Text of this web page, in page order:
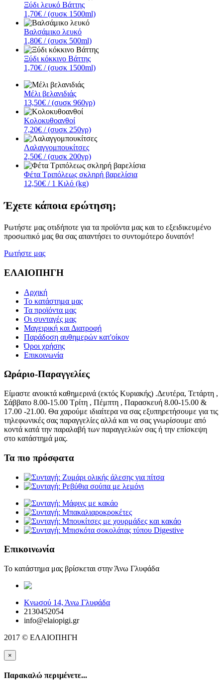
Ξύδι λευκό Βάττης
1,70€ / (συσκ 1500ml)
Βαλσάμικο λευκό
1,80€ / (συσκ 500ml)
Ξύδι κόκκινο Βάττης
1,70€ / (συσκ 1500ml)
Μέλι βελανιδιάς
13,50€ / (συσκ 960γρ)
Κολοκυθοανθοί
7,20€ / (συσκ 250γρ)
Λαλαγγομπουκίτσες
2,50€ / (συσκ 200γρ)
Φέτα Τριπόλεως σκληρή βαρελίσια
12,50€ / 1 Κιλό (kg)
Έχετε κάποια ερώτηση;
Ρωτήστε μας οτιδήποτε για τα προϊόντα μας και το εξειδικευμένο
προσωπικό μας θα σας απαντήσει το συντομότερο δυνατόν!
Ρωτήστε μας
ΕΛΑΙΟΠΗΓΗ
Αρχική
Το κατάστημα μας
Τα προϊόντα μας
Οι συνταγές μας
Μαγειρική και Διατροφή
Παράδοση αυθημερών κατ'οίκον
Όροι χρήσης
Επικοινωνία
Ωράριο-Παραγγελίες
Είμαστε ανοικτά καθημερινά (εκτός Κυριακής) .Δευτέρα, Τετάρτη ,
Σάββατο 8.00-15.00 Τρίτη , Πέμπτη , Παρασκευή 8.00-15.00 &
17.00 -21.00. Θα χαρούμε ιδιαίτερα να σας εξυπηρετήσουμε για τις
τηλεφωνικές σας παραγγελίες αλλά και να σας γνωρίσουμε από
κοντά κατά την παραλαβή των παραγγελιών σας ή την επίσκεψη
στο κατάστημά μας.
Τα πιο πρόσφατα
Επικοινωνία
Το κατάστημα μας βρίσκεται στην Άνω Γλυφάδα
Κνωσού 14, Άνω Γλυφάδα
2130452054
info@elaiopigi.gr
2017 © ΕΛΑΙΟΠΗΓΗ
×
Παρακαλώ περιμένετε...